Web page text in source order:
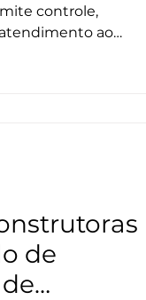
controle,
ao
de